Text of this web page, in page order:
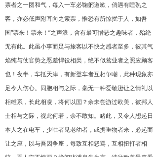
票者之一团和气，每入一车必鞠躬道歉，倘遇有睡熟之
客，亦必低声附耳向之索票，惟恐有所惊扰于人，如吾
国“票来！票来！”之声浪，含有最可憎恶之趣味者，殆绝
无有此。此虽小事而足与旅客以不快之感者至多，彼其气
焰纯与仗官势之恶差悍役相类，绝不似营业者之照应顾客
也！夜半，车抵天津，有新登车者互相争嘲，此种现象亦
足令人伤心。同胞相与之际，毫无一种爱敬逊让之情礼以
相维系，长此相凌，将何以国？余未尝游过欧美，彼邦人
士相与之际，视此何若，余不敢知。睹此，又令人想起日
本人之在电车，少壮者见老幼者，或携重物者来，必起而
让之座，以与吾因争座，每致互相怒骂，互相扭打者相